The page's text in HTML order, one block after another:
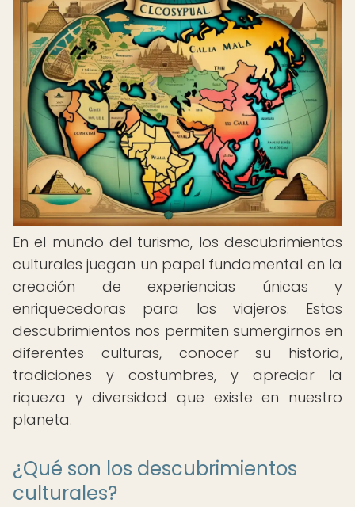
En el mundo del turismo, los descubrimientos
culturales juegan un papel fundamental en la
creación de experiencias únicas y
enriquecedoras para los viajeros. Estos
descubrimientos nos permiten sumergirnos en
diferentes culturas, conocer su historia,
tradiciones y costumbres, y apreciar la
riqueza y diversidad que existe en nuestro
planeta.
¿Qué son los descubrimientos
culturales?